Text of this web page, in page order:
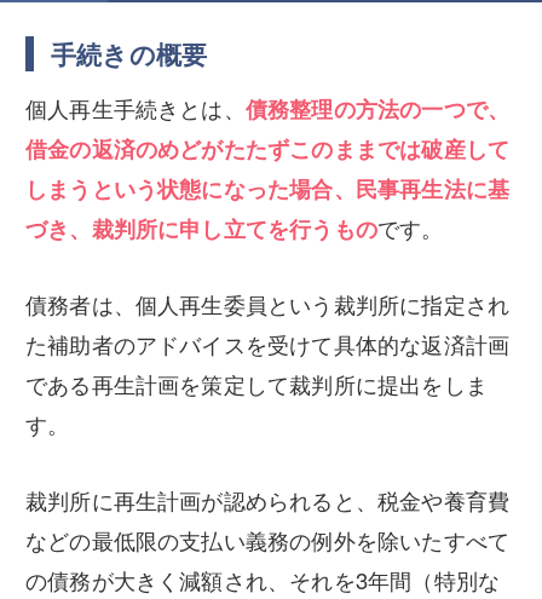
手続きの概要
個人再生手続きとは、 債務整理の方法の一つで、
借金の返済のめどがたたずこのままでは破産して
しまうという状態になった場合、民事再生法に基
づき、裁判所に申し立てを行うものです。
債務者は、個人再生委員という裁判所に指定され
た補助者のアドバイスを受けて具体的な返済計画
である再生計画を策定して裁判所に提出をしま
す。
裁判所に再生計画が認められると、税金や養育費
などの最低限の支払い義務の例外を除いたすべて
の債務が大きく減額され、それを3年間（特別な